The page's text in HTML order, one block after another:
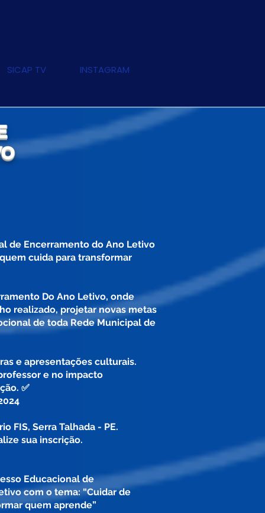
SICAP TV INSTAGRAM
de Encerramento do Ano Letivo
cuida para transformar
Do Ano Letivo, onde
realizado, projetar novas metas
de toda Rede Municipal de
e apresentações culturais.
e no impacto
✅
FIS, Serra Talhada - PE.
sua inscrição.
Educacional de
com o tema: “Cuidar de
quem aprende”